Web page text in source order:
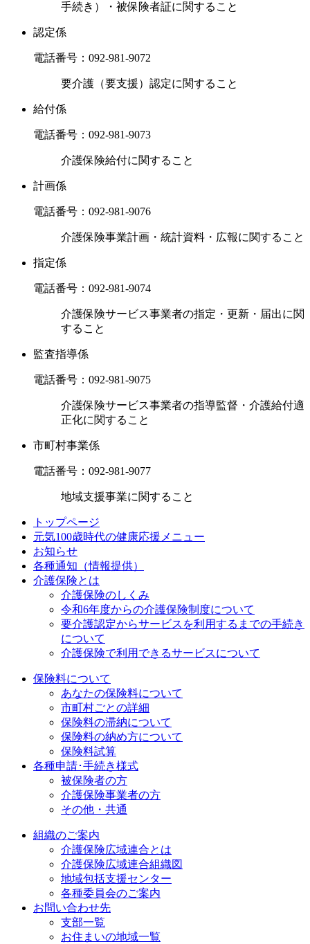
手続き）・被保険者証に関すること
認定係
電話番号： 092-981-9072
要介護（要支援）認定に関すること
給付係
電話番号： 092-981-9073
介護保険給付に関すること
計画係
電話番号： 092-981-9076
介護保険事業計画・統計資料・広報に関すること
指定係
電話番号： 092-981-9074
介護保険サービス事業者の指定・更新・届出に関
すること
監査指導係
電話番号： 092-981-9075
介護保険サービス事業者の指導監督・介護給付適
正化に関すること
市町村事業係
電話番号： 092-981-9077
地域支援事業に関すること
トップページ
元気100歳時代の健康応援メニュー
お知らせ
各種通知（情報提供）
介護保険とは
介護保険のしくみ
令和6年度からの介護保険制度について
要介護認定からサービスを利用するまでの⼿続き
について
介護保険で利用できるサービスについて
保険料について
あなたの保険料について
市町村ごとの詳細
保険料の滞納について
保険料の納め方について
保険料試算
各種申請･手続き様式
被保険者の方
介護保険事業者の方
その他・共通
組織のご案内
介護保険広域連合とは
介護保険広域連合組織図
地域包括支援センター
各種委員会のご案内
お問い合わせ先
支部一覧
お住まいの地域一覧